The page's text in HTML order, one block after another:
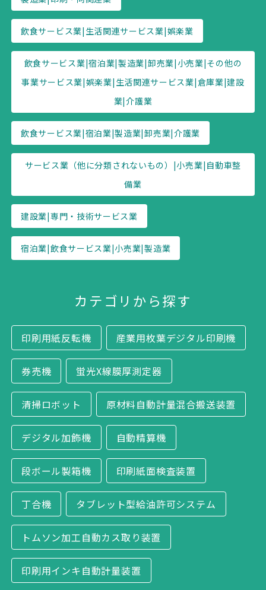
飲食サービス業|生活関連サービス業|娯楽業
飲食サービス業|宿泊業|製造業|卸売業|小売業|その他の
事業サービス業|娯楽業|生活関連サービス業|倉庫業|建設
業|介護業
飲食サービス業|宿泊業|製造業|卸売業|介護業
サービス業（他に分類されないもの）|小売業|自動車整
備業
建設業|専門・技術サービス業
宿泊業|飲食サービス業|小売業|製造業
カテゴリから探す
印刷用紙反転機 産業用枚葉デジタル印刷機
券売機 蛍光X線膜厚測定器
清掃ロボット 原材料自動計量混合搬送装置
デジタル加飾機 自動精算機
段ボール製箱機 印刷紙面検査装置
丁合機 タブレット型給油許可システム
トムソン加工自動カス取り装置
印刷用インキ自動計量装置